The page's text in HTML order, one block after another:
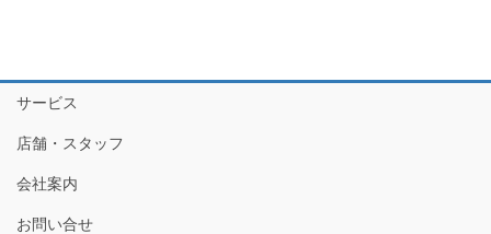
サービス
店舗・スタッフ
会社案内
お問い合せ